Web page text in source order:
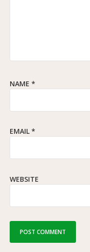
NAME *
EMAIL *
WEBSITE